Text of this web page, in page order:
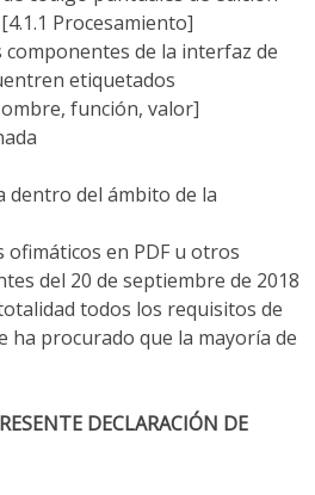
Procesamiento]
de la interfaz de
etiquetados
función, valor]
dentro del ámbito de la
en PDF u otros
del 20 de septiembre de 2018
todos los requisitos de
ha procurado que la mayoría de
DECLARACIÓN DE